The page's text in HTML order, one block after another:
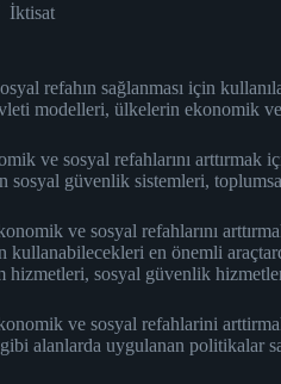
İktisat
refahın sağlanması için
modelleri, ülkelerin ekonomik
ve sosyal refahlarını arttırmak
sosyal güvenlik sistemleri,
ve sosyal refahlarını
kullanabilecekleri en önemli
hizmetleri, sosyal güvenlik
ve sosyal refahlarini
alanlarda uygulanan politikalar